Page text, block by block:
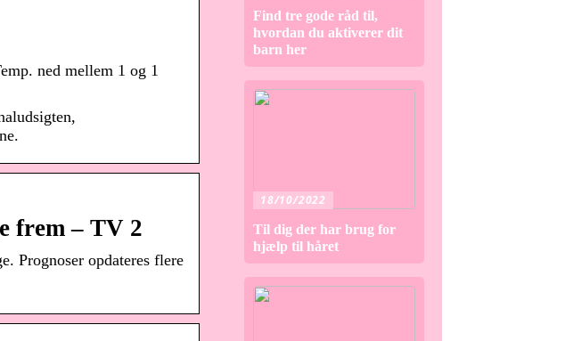
ned mellem 1 og 1
frem – TV 2
Prognoser opdateres flere
Find tre gode råd til,
hvordan du aktiverer dit
barn her
18/10/2022
Til dig der har brug for
hjælp til håret